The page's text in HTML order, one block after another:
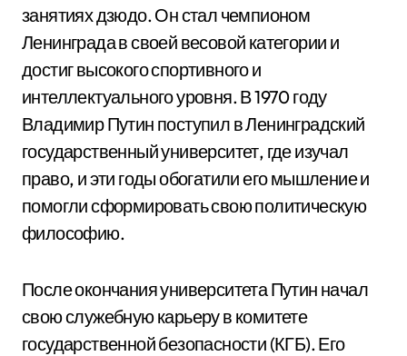
занятиях дзюдо. Он стал чемпионом
Ленинграда в своей весовой категории и
достиг высокого спортивного и
интеллектуального уровня. В 1970 году
Владимир Путин поступил в Ленинградский
государственный университет, где изучал
право, и эти годы обогатили его мышление и
помогли сформировать свою политическую
философию.
После окончания университета Путин начал
свою служебную карьеру в комитете
государственной безопасности (КГБ). Его